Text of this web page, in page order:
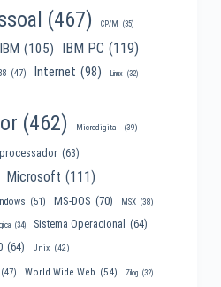
(467) CP/M (35)
IBM (105) IBM PC (119)
(47) Internet (98) Linux (32)
(462) Microdigital (39)
(63)
Microsoft (111)
(51) MS-DOS (70) MSX (38)
(34) Sistema Operacional (64)
(64) Unix (42)
(47) World Wide Web (54) Zilog (32)